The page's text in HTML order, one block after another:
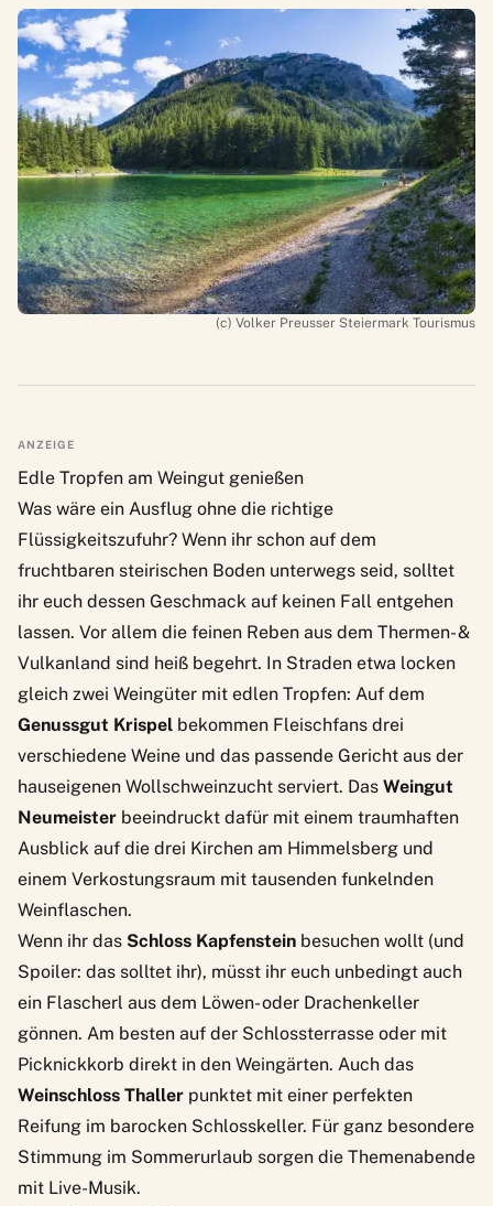
(c) Volker Preusser Steiermark Tourismus
ANZEIGE
Edle Tropfen am Weingut genießen
Was wäre ein Ausflug ohne die richtige
Flüssigkeitszufuhr? Wenn ihr schon auf dem
fruchtbaren steirischen Boden unterwegs seid, solltet
ihr euch dessen Geschmack auf keinen Fall entgehen
lassen. Vor allem die feinen Reben aus dem Thermen- &
Vulkanland sind heiß begehrt. In Straden etwa locken
gleich zwei Weingüter mit edlen Tropfen: Auf dem
Genussgut Krispel bekommen Fleischfans drei
verschiedene Weine und das passende Gericht aus der
hauseigenen Wollschweinzucht serviert. Das Weingut
Neumeister beeindruckt dafür mit einem traumhaften
Ausblick auf die drei Kirchen am Himmelsberg und
einem Verkostungsraum mit tausenden funkelnden
Weinflaschen.
Wenn ihr das Schloss Kapfenstein besuchen wollt (und
Spoiler: das solltet ihr), müsst ihr euch unbedingt auch
ein Flascherl aus dem Löwen- oder Drachenkeller
gönnen. Am besten auf der Schlossterrasse oder mit
Picknickkorb direkt in den Weingärten. Auch das
Weinschloss Thaller punktet mit einer perfekten
Reifung im barocken Schlosskeller. Für ganz besondere
Stimmung im Sommerurlaub sorgen die Themenabende
mit Live-Musik.